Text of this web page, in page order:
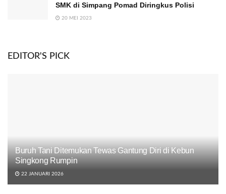
SMK di Simpang Pomad Diringkus Polisi
20 MEI 2023
EDITOR'S PICK
Buruh Tani Ditemukan Tewas Gantung Diri di Kebun
Singkong Rumpin
22 JANUARI 2026